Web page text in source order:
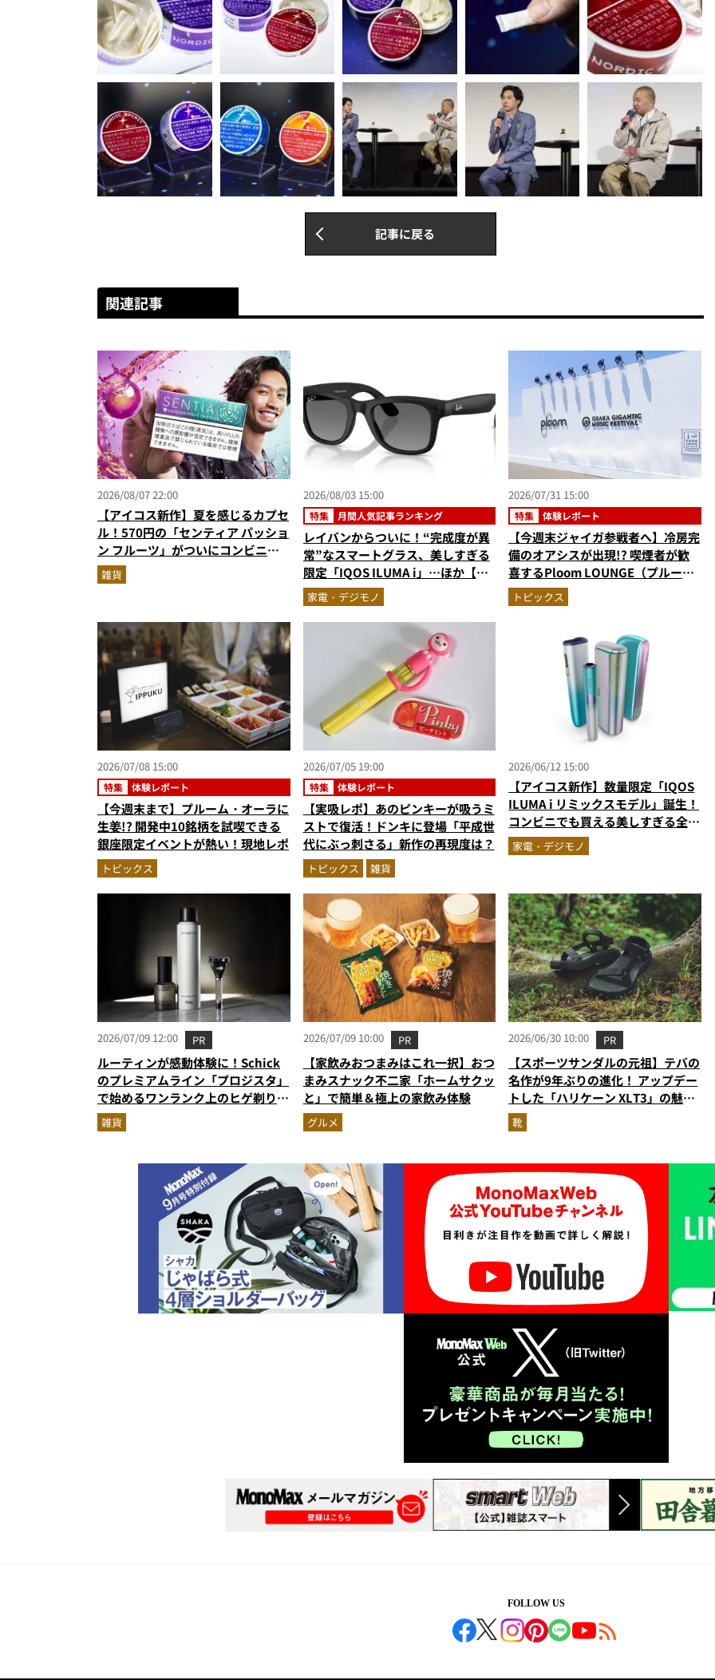
記事に戻る
関連記事
2026/08/07 22:00
【アイコス新作】夏を感じるカプセ
ル！570円の「センティア パッショ
ン フルーツ」がついにコンビニ発
売
雑貨
2026/08/03 15:00
特集 月間人気記事ランキング
レイバンからついに！“完成度が異
常”なスマートグラス、美しすぎる
限定「IQOS ILUMA i」…ほか【ガ
ジェットの人気記事ランキングベス
ト3】（2026年6月版）
家電・デジモノ
2026/07/31 15:00
特集 体験レポート
【今週末ジャイガ参戦者へ】冷房完
備のオアシスが出現!? 喫煙者が歓
喜するPloom LOUNGE（プルー
ム・ラウンジ）現地レポ。涼しい特
設喫煙所で音楽の余韻とともに一服
トピックス
2026/07/08 15:00
特集 体験レポート
【今週末まで】プルーム・オーラに
生姜!? 開発中10銘柄を試喫できる
銀座限定イベントが熱い！現地レポ
トピックス
2026/07/05 19:00
特集 体験レポート
【実吸レポ】あのピンキーが吸うミ
ストで復活！ドンキに登場「平成世
代にぶっ刺さる」新作の再現度は？
トピックス 雑貨
2026/06/12 15:00
【アイコス新作】数量限定「IQOS
ILUMA i リミックスモデル」誕生！
コンビニでも買える美しすぎる全3
機種
家電・デジモノ
2026/07/09 12:00 PR
ルーティンが感動体験に！Schick
のプレミアムライン「プロジスタ」
で始めるワンランク上のヒゲ剃り習
慣
雑貨
2026/07/09 10:00 PR
【家飲みおつまみはこれ一択】おつ
まみスナック不二家「ホームサクッ
と」で簡単＆極上の家飲み体験
グルメ
2026/06/30 10:00 PR
【スポーツサンダルの元祖】テバの
名作が9年ぶりの進化！ アップデー
トした「ハリケーン XLT3」の魅力
を識者があらゆる角度から徹底解
説！
靴
FOLLOW US